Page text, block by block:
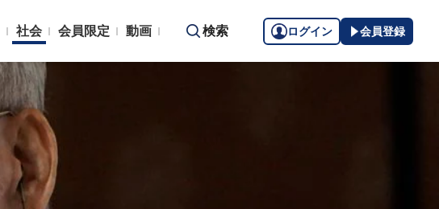
社会 会員限定 動画 検索 ログイン 会員登録